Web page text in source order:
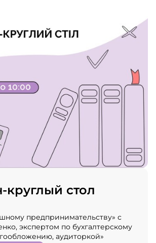
круглый стол
предпринимательству» с
экспертом по бухгалтерскому
аудиторкой»